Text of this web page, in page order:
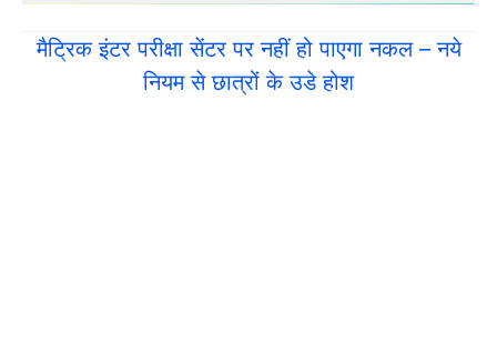
मैट्रिक इंटर परीक्षा सेंटर पर नहीं हो पाएगा नकल – नये
नियम से छात्रों के उडे होश